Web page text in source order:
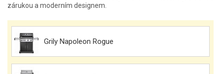
zárukou a moderním designem.
Grily Napoleon Rogue